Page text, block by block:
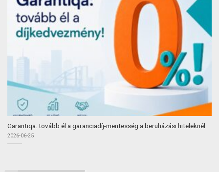
Garantiqa: tovább él a garanciadíj-mentesség a beruházási hiteleknél
2026-06-25